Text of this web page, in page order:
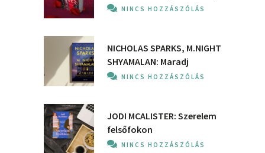
NINCS HOZZÁSZÓLÁS
NICHOLAS SPARKS, M.NIGHT
SHYAMALAN: Maradj
NINCS HOZZÁSZÓLÁS
JODI MCALISTER: Szerelem
felsőfokon
NINCS HOZZÁSZÓLÁS